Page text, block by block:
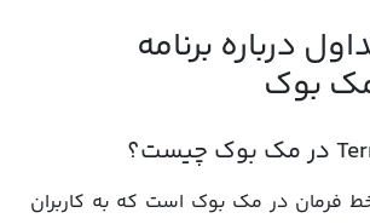
درباره برنامه
خط فرمان در مک بوک است که به کاربران